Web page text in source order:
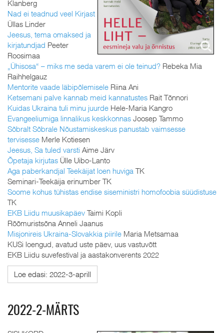
Klanberg
Nad ei teadnud veel Kirjast
Üllas Linder
Jeesus, tema omaksed ja
kirjatundjad Peeter
Roosimaa
„Ühisosa“ – miks me seda varem ei ole teinud? Rebeka Mia
Raihhelgauz
Mentorite vaade läbipõlemisele Riina Ani
Ketsemani palve kannab meid kannatustes Rait Tõnnori
Kuidas Ukraina tuli minu juurde Hele-Maria Kangro
Evangeeliumiga linnalikus keskkonnas Joosep Tammo
Sõbralt Sõbrale Nõustamiskeskus panustab vaimsesse
tervisesse Merle Kotiesen
Jeesus, Sa tuled varsti Aime Järv
Õpetaja kirjutas Ülle Uibo-Lanto
Aga paberkandjal Teekäijat loen huviga TK
Seminari-Teekäija erinumber TK
Soome kohus tühistas endise siseministri homofoobia süüdistuse
TK
EKB Liidu muusikapäev Taimi Kopli
Rõõmuristsõna Anneli Jaanus
Misjonireis Ukraina-Slovakkia piirile Maria Metsamaa
KUSi loengud, avatud uste päev, uus vastuvõtt
EKB Liidu suvefestival ja aastakonverents 2022
Loe edasi: 2022-3-aprill
2022-2-MÄRTS